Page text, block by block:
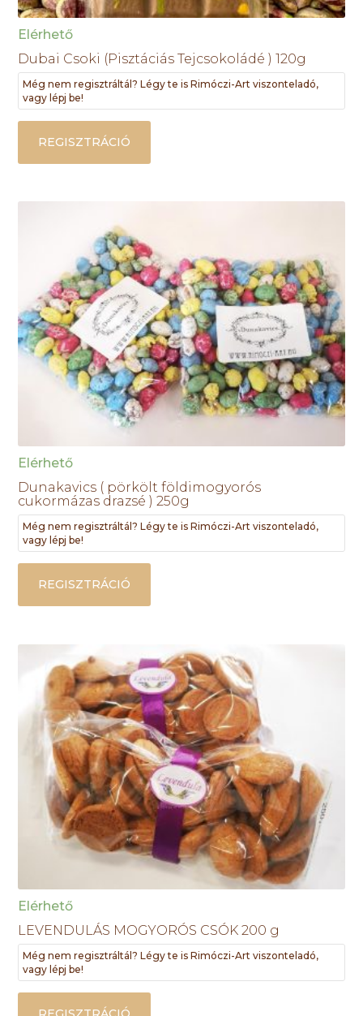
Elérhető
Dubai Csoki (Pisztáciás Tejcsokoládé ) 120g
Még nem regisztráltál? Légy te is Rimóczi-Art viszonteladó,
vagy lépj be!
REGISZTRÁCIÓ
Elérhető
Dunakavics ( pörkölt földimogyorós
cukormázas drazsé ) 250g
Még nem regisztráltál? Légy te is Rimóczi-Art viszonteladó,
vagy lépj be!
REGISZTRÁCIÓ
Elérhető
LEVENDULÁS MOGYORÓS CSÓK 200 g
Még nem regisztráltál? Légy te is Rimóczi-Art viszonteladó,
vagy lépj be!